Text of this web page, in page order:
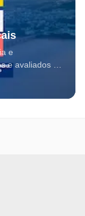
e
e avaliados os